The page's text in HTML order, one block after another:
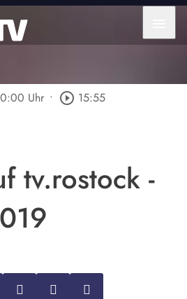
Uhr • play_circle_outline 15:55
tv.rostock -